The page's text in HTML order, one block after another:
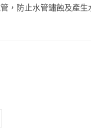
，防止水管鏽蝕及產